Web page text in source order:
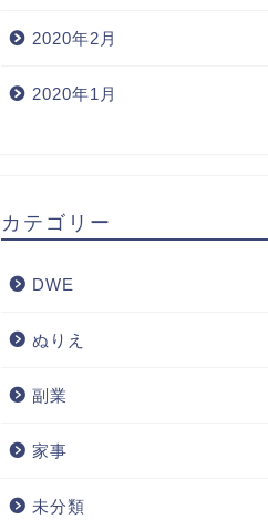
2020年2月
2020年1月
カテゴリー
DWE
ぬりえ
副業
家事
未分類